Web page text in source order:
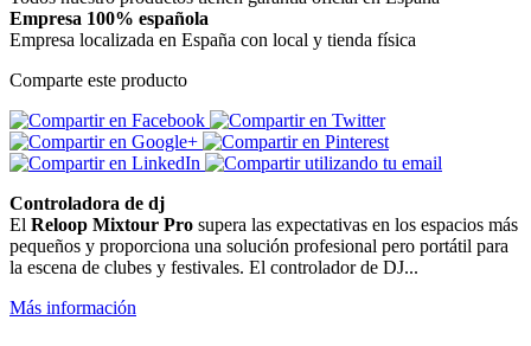
Empresa 100% española
Empresa localizada en España con local y tienda física
Comparte este producto
Controladora de dj
El Reloop Mixtour Pro supera las expectativas en los espacios más
pequeños y proporciona una solución profesional pero portátil para
la escena de clubes y festivales. El controlador de DJ...
Más información